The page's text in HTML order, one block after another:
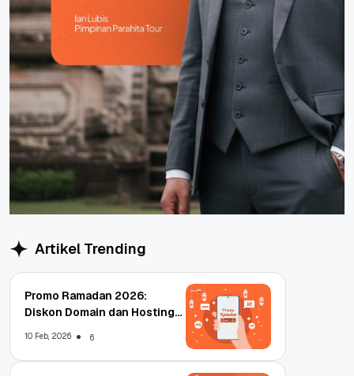
Artikel Trending
Promo Ramadan 2026:
Diskon Domain dan Hosting
10 Feb, 2026 6